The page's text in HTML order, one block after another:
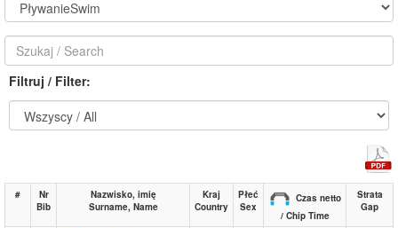
Filtruj / Filter:
#
Nr
Bib
Nazwisko, imię
Surname, Name
Kraj
Country
Płeć
Sex
Czas netto
/ Chip Time
Strata
Gap